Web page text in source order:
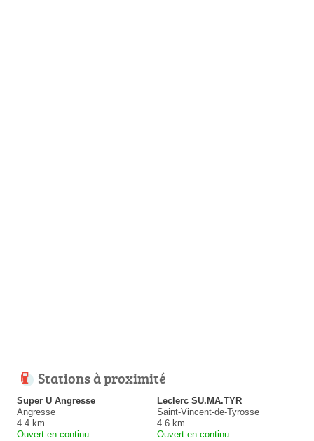
Stations à proximité
Super U Angresse
Angresse
4.4 km
Ouvert en continu
Leclerc SU.MA.TYR
Saint-Vincent-de-Tyrosse
4.6 km
Ouvert en continu